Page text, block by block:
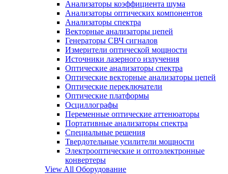
Анализаторы коэффициента шума
Анализаторы оптических компонентов
Анализаторы спектра
Векторные анализаторы цепей
Генераторы СВЧ сигналов
Измерители оптической мощности
Источники лазерного излучения
Оптические анализаторы спектра
Оптические векторные анализаторы цепей
Оптические переключатели
Оптические платформы
Осциллографы
Переменные оптические аттенюаторы
Портативные анализаторы спектра
Специальные решения
Твердотельные усилители мощности
Электрооптические и оптоэлектронные
конвертеры
View All Оборудование